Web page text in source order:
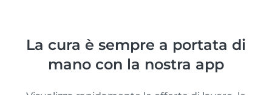
La cura è sempre a portata di
mano con la nostra app